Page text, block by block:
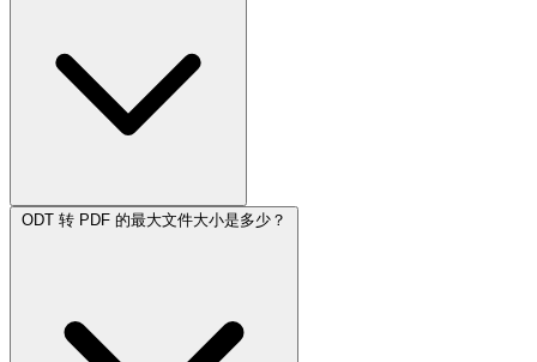
ODT 转 PDF 的最大文件大小是多少？